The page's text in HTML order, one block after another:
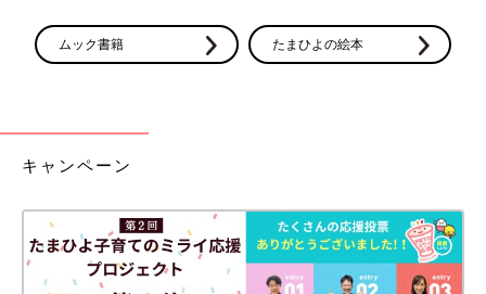
ムック書籍 たまひよの絵本
キャンペーン